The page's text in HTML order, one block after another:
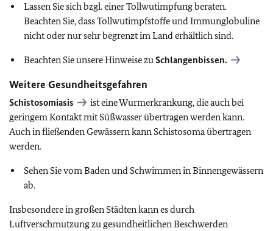
Lassen Sie sich bzgl. einer Tollwutimpfung beraten.
Beachten Sie, dass Tollwutimpfstoffe und Immunglobuline
nicht oder nur sehr begrenzt im Land erhältlich sind.
Beachten Sie unsere Hinweise zuSchlangenbissen.
Weitere Gesundheitsgefahren
Schistosomiasis
ist eine Wurmerkrankung, die auch bei
geringem Kontakt mit Süßwasser übertragen werden kann.
Auch in fließenden Gewässern kann Schistosoma übertragen
werden.
Sehen Sie vom Baden und Schwimmen in Binnengewässern
ab.
Insbesondere in großen Städten kann es durch
Luftverschmutzung zu gesundheitlichen Beschwerden